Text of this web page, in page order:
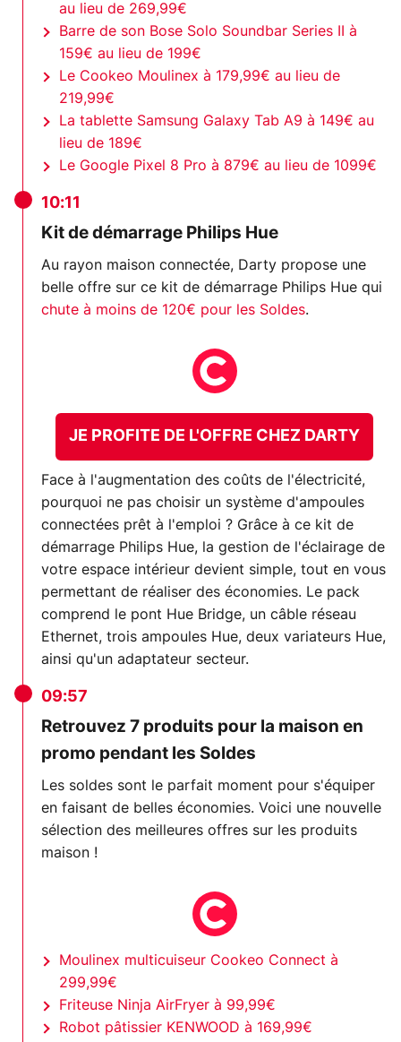
au lieu de 269,99€
Barre de son Bose Solo Soundbar Series II à
159€ au lieu de 199€
Le Cookeo Moulinex à 179,99€ au lieu de
219,99€
La tablette Samsung Galaxy Tab A9 à 149€ au
lieu de 189€
Le Google Pixel 8 Pro à 879€ au lieu de 1099€
10:11
Kit de démarrage Philips Hue
Au rayon maison connectée, Darty propose une
belle offre sur ce kit de démarrage Philips Hue qui
chute à moins de 120€ pour les Soldes.
JE PROFITE DE L'OFFRE CHEZ DARTY
Face à l'augmentation des coûts de l'électricité,
pourquoi ne pas choisir un système d'ampoules
connectées prêt à l'emploi ? Grâce à ce kit de
démarrage Philips Hue, la gestion de l'éclairage de
votre espace intérieur devient simple, tout en vous
permettant de réaliser des économies. Le pack
comprend le pont Hue Bridge, un câble réseau
Ethernet, trois ampoules Hue, deux variateurs Hue,
ainsi qu'un adaptateur secteur.
09:57
Retrouvez 7 produits pour la maison en
promo pendant les Soldes
Les soldes sont le parfait moment pour s'équiper
en faisant de belles économies. Voici une nouvelle
sélection des meilleures offres sur les produits
maison !
Moulinex multicuiseur Cookeo Connect à
299,99€
Friteuse Ninja AirFryer à 99,99€
Robot pâtissier KENWOOD à 169,99€